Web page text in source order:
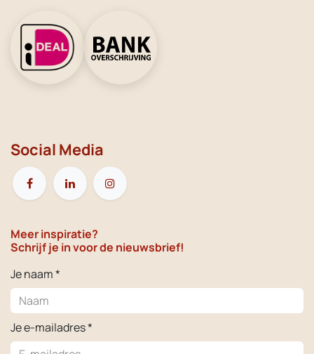
Social Media
Meer inspiratie?
Schrijf je in voor de nieuwsbrief!
Je naam *
Je e-mailadres *